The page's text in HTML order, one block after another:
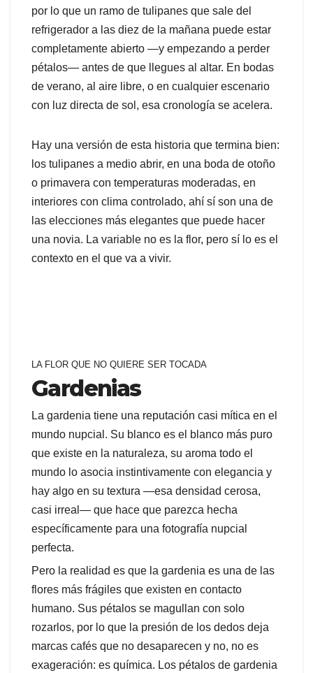
por lo que un ramo de tulipanes que sale del
refrigerador a las diez de la mañana puede estar
completamente abierto —y empezando a perder
pétalos— antes de que llegues al altar. En bodas
de verano, al aire libre, o en cualquier escenario
con luz directa de sol, esa cronología se acelera.
Hay una versión de esta historia que termina bien:
los tulipanes a medio abrir, en una boda de otoño
o primavera con temperaturas moderadas, en
interiores con clima controlado, ahí sí son una de
las elecciones más elegantes que puede hacer
una novia. La variable no es la flor, pero sí lo es el
contexto en el que va a vivir.
LA FLOR QUE NO QUIERE SER TOCADA
Gardenias
La gardenia tiene una reputación casi mítica en el
mundo nupcial. Su blanco es el blanco más puro
que existe en la naturaleza, su aroma todo el
mundo lo asocia instintivamente con elegancia y
hay algo en su textura —esa densidad cerosa,
casi irreal— que hace que parezca hecha
específicamente para una fotografía nupcial
perfecta.
Pero la realidad es que la gardenia es una de las
flores más frágiles que existen en contacto
humano. Sus pétalos se magullan con solo
rozarlos, por lo que la presión de los dedos deja
marcas cafés que no desaparecen y no, no es
exageración: es química. Los pétalos de gardenia